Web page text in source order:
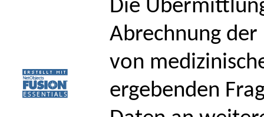
Die
Abrechnung
von
ergebenden